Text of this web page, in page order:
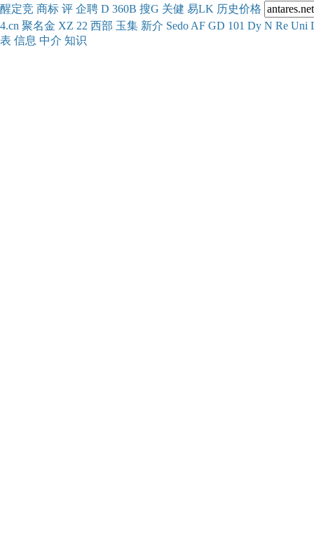
醒定竞 商标 评 企聘 D 360B 搜G 关健 易LK 历史价格
4.cn 聚名金 XZ 22 西部 玉集 新介 Sedo AF GD 101 Dy N Re Uni
表 信息 中介 知识